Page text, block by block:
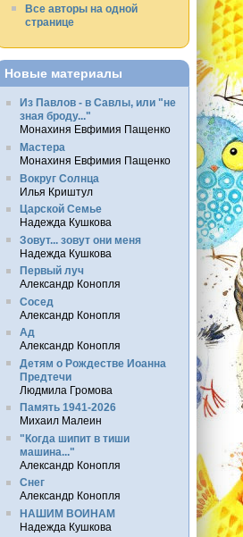
Все авторы на одной
странице
Новые материалы
Из Павлов - в Савлы, или "не
зная броду..."
Монахиня Евфимия Пащенко
Мастера
Монахиня Евфимия Пащенко
Вокруг Солнца
Илья Криштул
Царской Семье
Надежда Кушкова
Зовут... зовут они меня
Надежда Кушкова
Первый луч
Александр Конопля
Сосед
Александр Конопля
Ад
Александр Конопля
Детям о Рождестве Иоанна
Предтечи
Людмила Громова
Память 1941-2026
Михаил Малеин
"Когда шипит в тиши
машина..."
Александр Конопля
Снег
Александр Конопля
НАШИМ ВОИНАМ
Надежда Кушкова